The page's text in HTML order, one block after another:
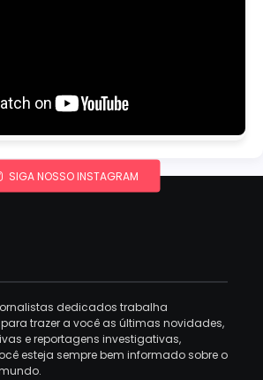
SIGA NOSSO INSTAGRAM
dedicados trabalha
trazer a você as últimas novidades,
e reportagens investigativas,
esteja sempre bem informado sobre o